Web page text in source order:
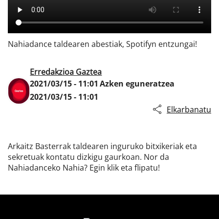
Nahiadance taldearen abestiak, Spotifyn entzungai!
Erredakzioa Gaztea
2021/03/15 - 11:01 Azken eguneratzea
2021/03/15 - 11:01
Elkarbanatu
Arkaitz Basterrak taldearen inguruko bitxikeriak eta
sekretuak kontatu dizkigu gaurkoan. Nor da
Nahiadanceko Nahia? Egin klik eta flipatu!